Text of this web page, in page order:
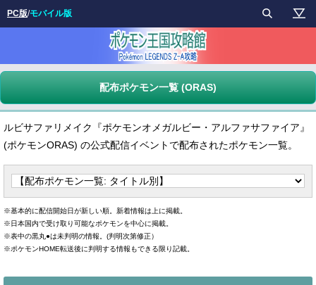
配布ポケモン一覧 (ORAS)
ルビサファリメイク『ポケモンオメガルビー・アルファサファイア』
(ポケモンORAS) の公式配信イベントで配布されたポケモン一覧。
※基本的に配信開始日が新しい順。新着情報は上に掲載。
※日本国内で受け取り可能なポケモンを中心に掲載。
※表中の黒丸●は未判明の情報。(判明次第修正）
※ポケモンHOME転送後に判明する情報もできる限り記載。
PC版/モバイル版